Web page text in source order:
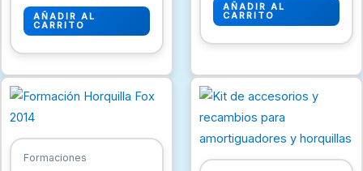
AÑADIR AL
CARRITO
AÑADIR AL
CARRITO
Formaciones